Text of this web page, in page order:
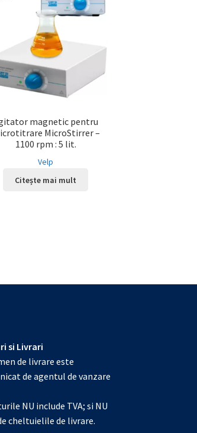
magnetic pentru
MicroStirrer –
1100 rpm : 5 lit.
Velp
Citește mai mult
si Livrari
de livrare este
de agentul de vanzare
NU include TVA; si NU
cheltuielile de livrare.